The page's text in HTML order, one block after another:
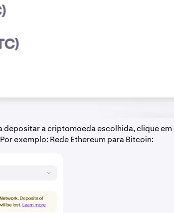
depositar a criptomoeda escolhida, clique em
Por exemplo: Rede Ethereum para Bitcoin: